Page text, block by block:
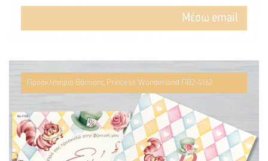
Mέσω email
Προσκλητήριο Βάπτισης Princess Wonderland ΠΒ2-4162